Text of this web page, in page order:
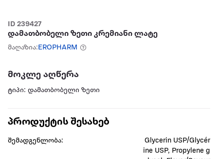
ID 239427
დამათბობელი ზეთი კრემიანი ლატე
მაღაზია: EROPHARM
მოკლე აღწერა
ტიპი: დამათბობელი ზეთი
პროდუქტის შესახებ
შემადგენლობა:
Glycerin USP/Glycér
ine USP, Propylene g